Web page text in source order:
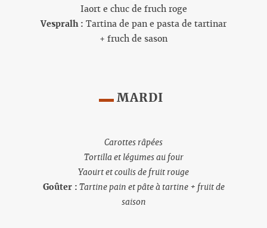
Iaort e chuc de fruch roge
Vespralh : Tartina de pan e pasta de tartinar
+ fruch de sason
MARDI
Carottes râpées
Tortilla et légumes au four
Yaourt et coulis de fruit rouge
Goûter : Tartine pain et pâte à tartine + fruit de
saison